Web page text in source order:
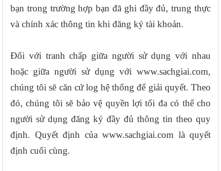
bạn trong trường hợp bạn đã ghi đầy đủ, trung thực
và chính xác thông tin khi đăng ký tài khoản.
Đối với tranh chấp giữa người sử dụng với nhau
hoặc giữa người sử dụng với www.sachgiai.com,
chúng tôi sẽ căn cứ log hệ thống để giải quyết. Theo
đó, chúng tôi sẽ bảo vệ quyền lợi tối đa có thể cho
người sử dụng đăng ký đầy đủ thông tin theo quy
định. Quyết định của www.sachgiai.com là quyết
định cuối cùng.